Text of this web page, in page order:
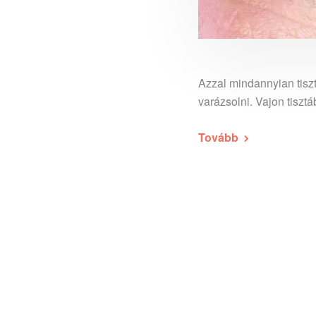
Azzal mindannyian
varázsolni. Vajon
Tovább